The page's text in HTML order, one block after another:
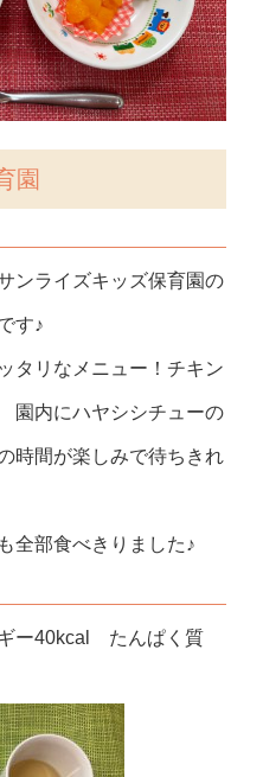
園
ンライズキッズ保育園の
す♪
タリなメニュー！チキン
園内にハヤシシチューの
時間が楽しみで待ちきれ
全部食べきりました♪
ギー40kcal たんぱく質